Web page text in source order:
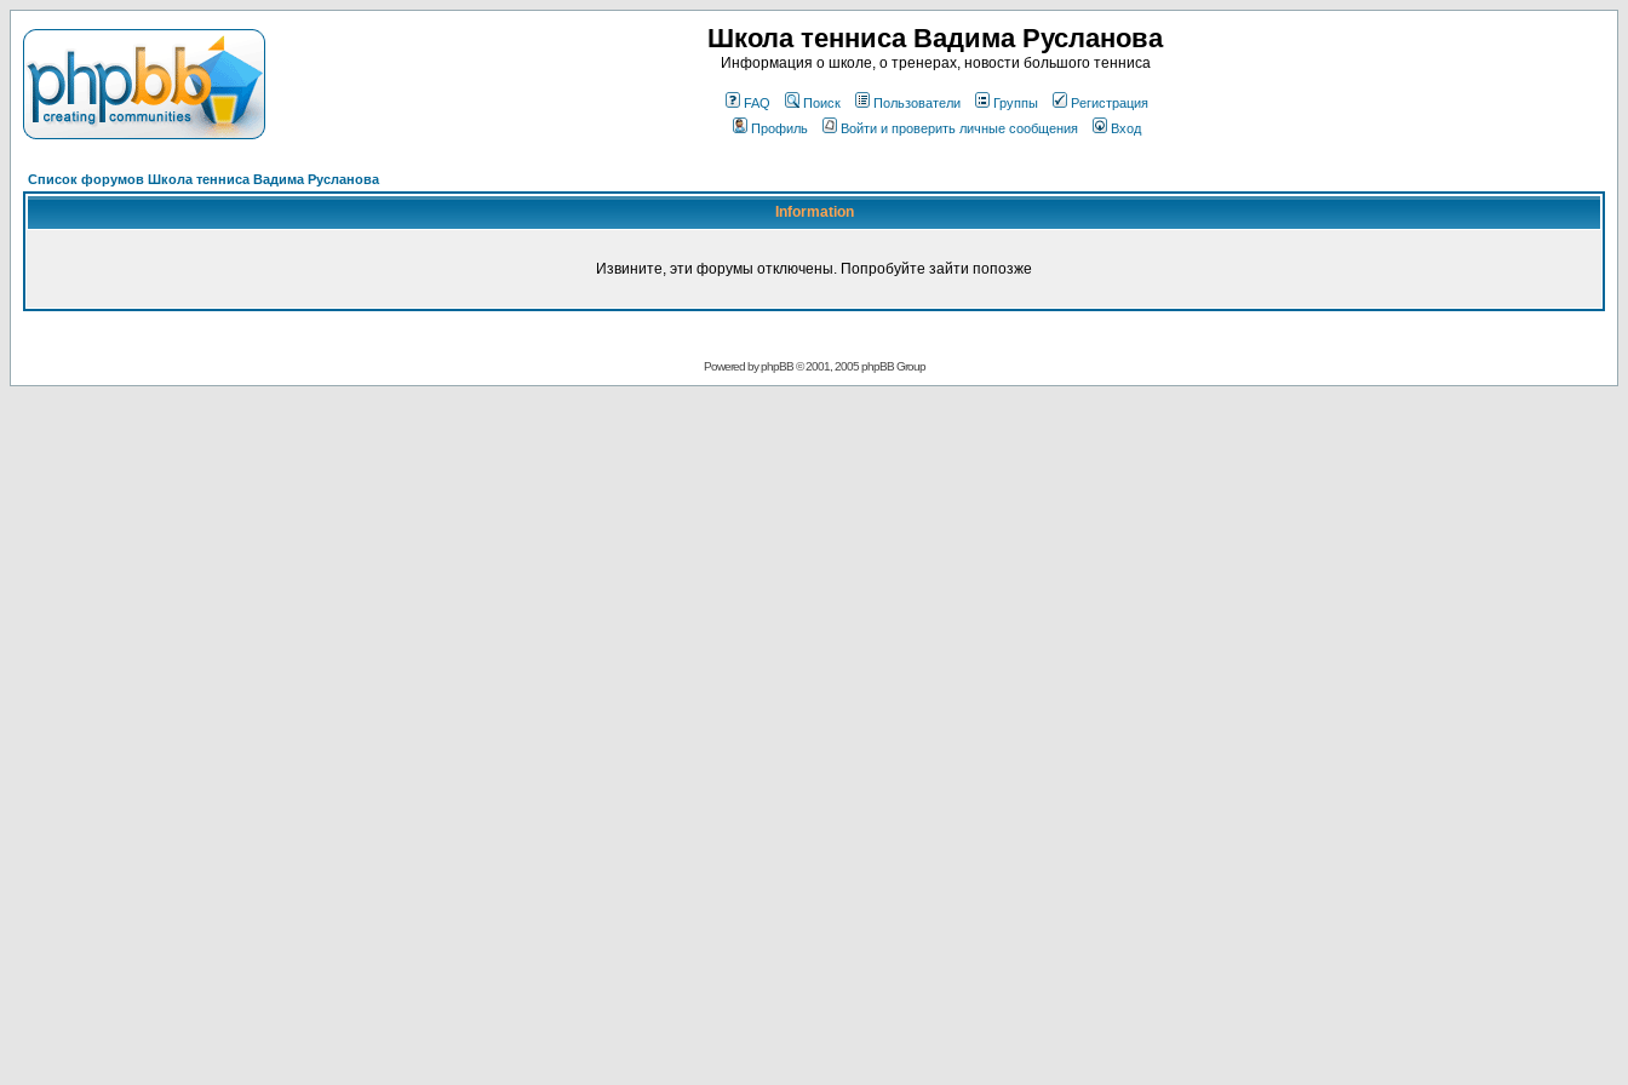
Школа тенниса Вадима Русланова
Информация о школе, о тренерах, новости большого тенниса
FAQ Поиск Пользователи Группы
Регистрация
Профиль
Войти и проверить личные сообщения Вход
Список форумов Школа тенниса Вадима Русланова
Information
Извините, эти форумы отключены. Попробуйте зайти попозже
Powered byphpBB© 2001, 2005 phpBB Group